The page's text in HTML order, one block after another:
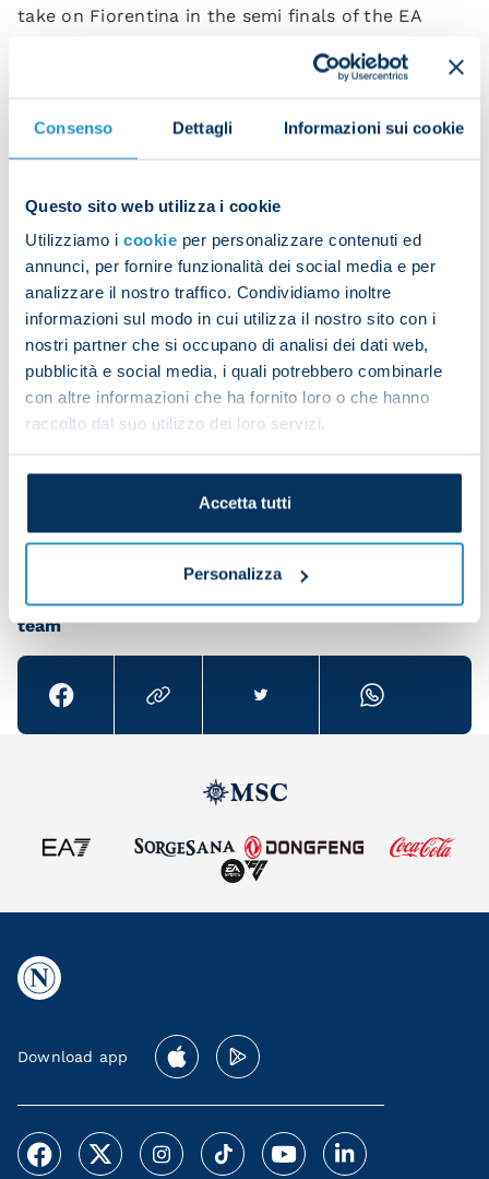
Consenso Dettagli Informazioni sui cookie
Questo sito web utilizza i cookie
Utilizziamo i cookie per personalizzare contenuti ed
annunci, per fornire funzionalità dei social media e per
analizzare il nostro traffico. Condividiamo inoltre
informazioni sul modo in cui utilizza il nostro sito con i
nostri partner che si occupano di analisi dei dati web,
pubblicità e social media, i quali potrebbero combinarle
con altre informazioni che ha fornito loro o che hanno
raccolto dal suo utilizzo dei loro servizi.
Accetta tutti
Personalizza
take on Fiorentina in the semi finals of the EA
The squad got stuck into a warm-up and rondos.
Speed and tactical drills followed.
An eight-a-side game concluded the session.
Jens Cajuste took part in the group session as well
as carrying out individual work. Diego Demme was
Share the article with your friends and support the
team
Download app